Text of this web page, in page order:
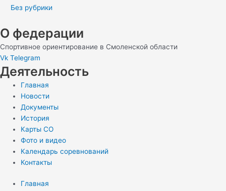
Без рубрики
О федерации
Спортивное ориентирование в Смоленской области
Vk Telegram
Деятельность
Главная
Новости
Документы
История
Карты СО
Фото и видео
Календарь соревнований
Контакты
Главная